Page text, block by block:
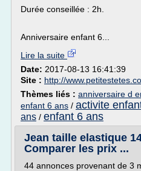
Durée conseillée : 2h.
Anniversaire enfant 6...
Lire la suite
Date: 2017-08-13 16:41:39
Site : http://
Thèmes liés : anniversaire d
enfant 6 ans / activite
ans / enfant 6 ans
Jean taille elastique
Comparer les prix ...
44 annonces provenant de 3